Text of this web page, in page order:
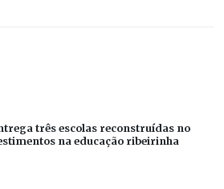
três escolas reconstruídas no
na educação ribeirinha